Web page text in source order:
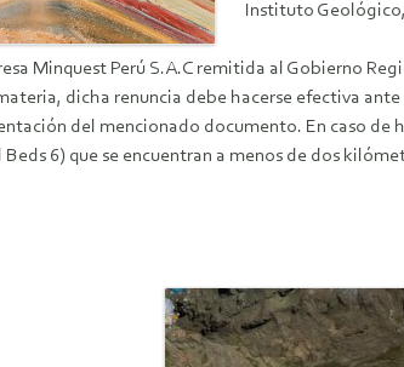
Instituto
Minquest Perú S.A.C remitida al Gobierno
dicha renuncia debe hacerse efectiva
del mencionado documento. En caso de
Beds 6) que se encuentran a menos de dos